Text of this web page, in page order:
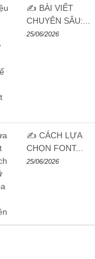
✍️ BÀI VIẾT
CHUYÊN SÂU:...
25/06/2026
✍️ CÁCH LỰA
CHỌN FONT...
25/06/2026